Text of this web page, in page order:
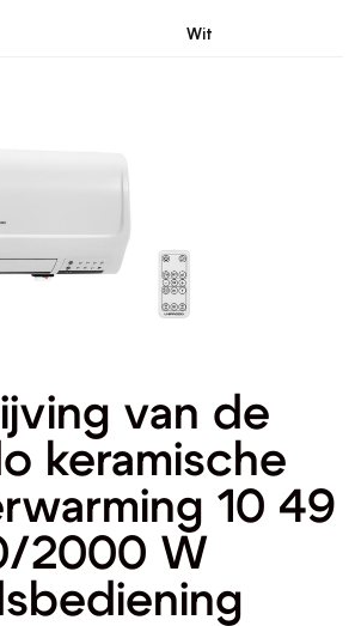
Wit
van de
keramische
10 49
2000 W